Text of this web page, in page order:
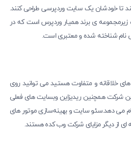
تا خودشان یک سایت وردپرسی طراحی کنند.
ی برند همیار وردپرس است که در
نام شناخته شده و معتبری است.
خلاقانه و متفاوت هستید می توانید روی
شرکت همچنین ریدیزاین وبسایت های فعلی
می دهد.سئو سایت و بهینه‌سازی موتور های
ای از دیگر مزایای شرکت وب کده هستند.